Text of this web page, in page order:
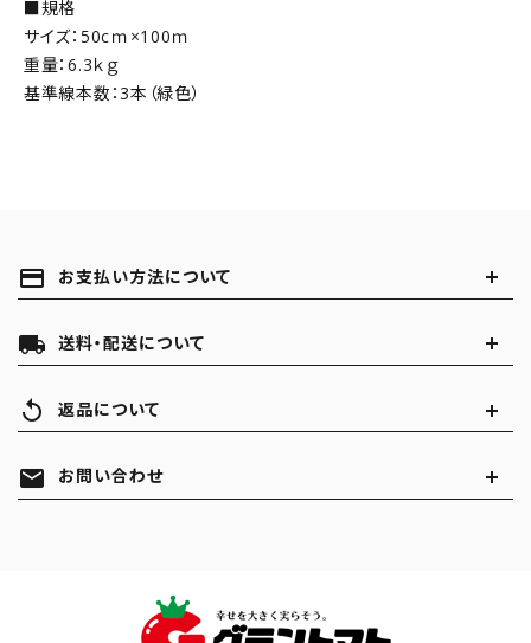
■規格
サイズ：50cｍ×100ｍ
重量：6.3ｋｇ
基準線本数：3本（緑色）
payment お支払い方法について
local_shipping 送料・配送について
replay 返品について
mail お問い合わせ